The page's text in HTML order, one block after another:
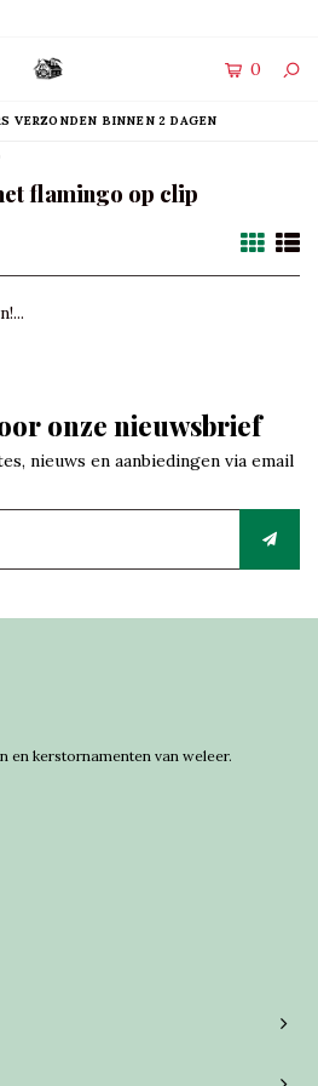
0
VERZONDEN BINNEN 2 DAGEN
flamingo op clip
onze nieuwsbrief
nieuws en aanbiedingen via email
en kerstornamenten van weleer.